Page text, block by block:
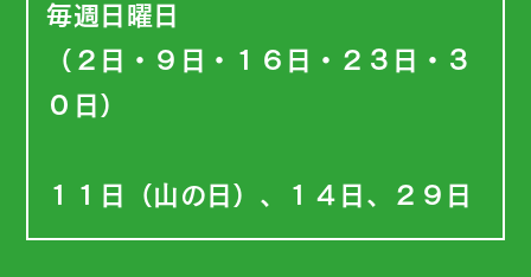
毎週日曜日
（２日・９日・１６日・２３日・３
０日）
１１日（山の日）、１４日、２９日